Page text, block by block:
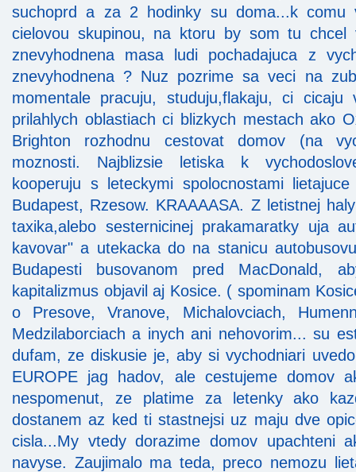
suchoprd a za 2 hodinky su doma...k comu
cielovou skupinou, na ktoru by som tu chcel
znevyhodnena masa ludi pochadajuca z
znevyhodnena ? Nuz pozrime sa veci na
momentale pracuju, studuju,flakaju, ci
prilahlych oblastiach ci blizkych mestach ako
Brighton rozhodnu cestovat domov (na
moznosti. Najblizsie letiska k
kooperuju s leteckymi spolocnostami
Budapest, Rzesow. KRAAAASA. Z letistnej
taxika,alebo sesternicinej prakamaratky uja
kavovar" a utekacka do na stanicu
Budapesti busovanom pred MacDonald,
kapitalizmus objavil aj Kosice. ( spominam
o Presove, Vranove, Michalovciach,
Medzilaborciach a inych ani nehovorim... su
dufam, ze diskusie je, aby si vychodniari
EUROPE jag hadov, ale cestujeme domov
nespomenut, ze platime za letenky ako
dostanem az ked ti stastnejsi uz maju dve
cisla...My vtedy dorazime domov upachteni
navyse. Zaujimalo ma teda, preco nemozu